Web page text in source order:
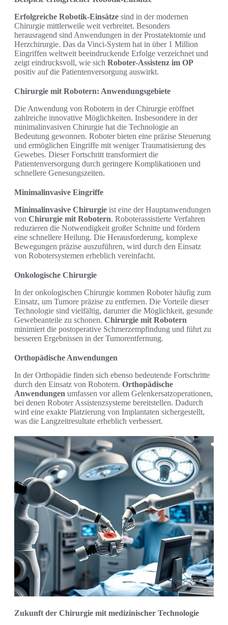
Erfolgreiche Robotik-Einsätze sind in der modernen
Chirurgie mittlerweile weit verbreitet. Besonders
herausragend sind Anwendungen in der Prostatektomie und
Herzchirurgie. Das da Vinci-System hat in über 1 Million
Eingriffen weltweit beeindruckende Erfolge verzeichnet und
zeigt eindrucksvoll, wie sich Roboter-Assistenz im OP
positiv auf die Patientenversorgung auswirkt.
Chirurgie mit Robotern: Anwendungsgebiete
Die Anwendung von Robotern in der Chirurgie eröffnet
zahlreiche innovative Möglichkeiten. Insbesondere in der
minimalinvasiven Chirurgie hat die Technologie an
Bedeutung gewonnen. Roboter bieten eine präzise Steuerung
und ermöglichen Eingriffe mit weniger Traumatisierung des
Gewebes. Dieser Fortschritt transformiert die
Patientenversorgung durch geringere Komplikationen und
schnellere Genesungszeiten.
Minimalinvasive Eingriffe
Minimalinvasive Chirurgie ist eine der Hauptanwendungen
von Chirurgie mit Robotern. Roboterassistierte Verfahren
reduzieren die Notwendigkeit großer Schnitte und fördern
eine schnellere Heilung. Die Herausforderung, komplexe
Bewegungen präzise auszuführen, wird durch den Einsatz
von Robotersystemen erheblich vereinfacht.
Onkologische Chirurgie
In der onkologischen Chirurgie kommen Roboter häufig zum
Einsatz, um Tumore präzise zu entfernen. Die Vorteile dieser
Technologie sind vielfältig, darunter die Möglichkeit, gesunde
Gewebeanteile zu schonen. Chirurgie mit Robotern
minimiert die postoperative Schmerzempfindung und führt zu
besseren Ergebnissen in der Tumorentfernung.
Orthopädische Anwendungen
In der Orthopädie finden sich ebenso bedeutende Fortschritte
durch den Einsatz von Robotern. Orthopädische
Anwendungen umfassen vor allem Gelenkersatzoperationen,
bei denen Roboter Assistenzsysteme bereitstellen. Dadurch
wird eine exakte Platzierung von Implantaten sichergestellt,
was die Langzeitresultate erheblich verbessert.
Zukunft der Chirurgie mit medizinischer Technologie